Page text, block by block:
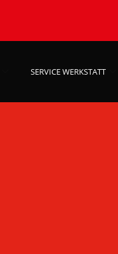
SERVICE WERKSTATT